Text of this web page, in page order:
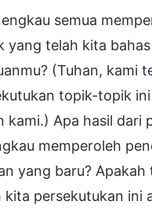
semua
yang telah kita
(Tuhan, kami
topik-topik ini
kami.) Apa hasil dari
memperoleh
yang baru?
kita persekutukan ini